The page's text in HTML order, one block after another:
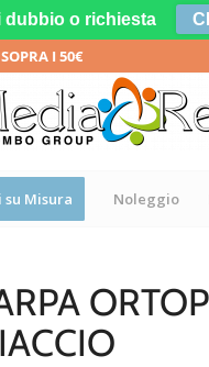
I 50€
su Misura Noleggio
dubbio o richiesta